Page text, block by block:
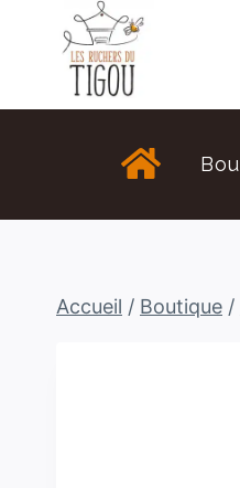
Accueil / Boutique /